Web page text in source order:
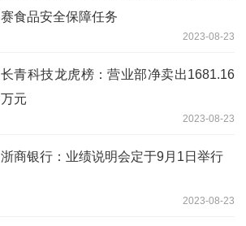
赛食品安全保障任务
2023-08-23
长青科技龙虎榜：营业部净卖出1681.16
万元
2023-08-23
浙商银行：业绩说明会定于9月1日举行
2023-08-23